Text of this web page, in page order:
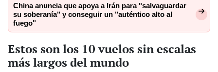
China anuncia que apoya a Irán para "salvaguardar
su soberanía" y conseguir un "auténtico alto al
fuego"
Estos son los 10 vuelos sin escalas
más largos del mundo